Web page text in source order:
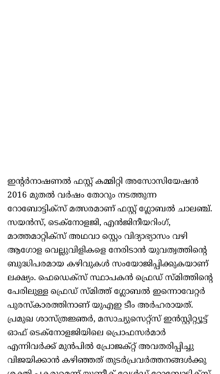
ഇന്റർനാഷണൽ ഫസ്റ്റ് കമ്മിറ്റി അസോസിയേഷൻ
2016 മുതൽ വർഷം തോറും നടത്തുന്ന
റോബോട്ടിക്സ് മത്സരമാണ് ഫസ്റ്റ് ഗ്ലോബൽ ചാലഞ്ച്.
സയൻസ്, ടെക്നോളജി, എൻജിനീയറിം​ഗ്,
മാത്തമാറ്റിക്സ് അഥവാ സ്റ്റെം വിദ്യാഭ്യാസം വഴി
ആഗോള വെല്ലുവിളികളെ നേരിടാൻ യുവത്വത്തിന്റെ
ബുദ്ധിപരമായ കഴിവുകൾ സംയോജിപ്പിക്കുകയാണ്
ലക്ഷ്യം. ഫെഡെക്സ് സ്ഥാപകൻ ഫ്രെഡ് സ്മിത്തിന്റെ
പേരിലുള്ള ഫ്രെഡ് സ്മിത്ത് ഗ്ലോബൽ ഇന്നൊവേറ്റർ
പുരസ്കാരത്തിനാണ് യുഎഇ ടീം അർഹരായത്.
പ്രമുഖ ശാസ്ത്രജ്ഞർ, മസാച്യുസെറ്റ്സ് ഇൻസ്റ്റിറ്റ്യൂട്ട്
ഓഫ് ടെക്നോളജിയിലെ പ്രൊഫസർമാർ
എന്നിവർക്ക് മുൻപിൽ പ്രോജക്റ്റ് അവതരിപ്പിച്ചു
വിജയിക്കാൻ കഴിഞ്ഞത് തുടർപ്രവർത്തനങ്ങൾക്കു